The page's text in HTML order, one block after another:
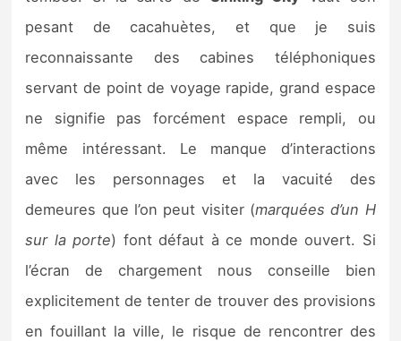
pesant de cacahuètes, et que je suis
reconnaissante des cabines téléphoniques
servant de point de voyage rapide, grand espace
ne signifie pas forcément espace rempli, ou
même intéressant. Le manque d’interactions
avec les personnages et la vacuité des
demeures que l’on peut visiter (marquées d’un H
sur la porte) font défaut à ce monde ouvert. Si
l’écran de chargement nous conseille bien
explicitement de tenter de trouver des provisions
en fouillant la ville, le risque de rencontrer des